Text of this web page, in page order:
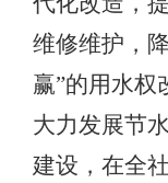
维修维护，
赢”的用水权
大力发展节
建设， 在全